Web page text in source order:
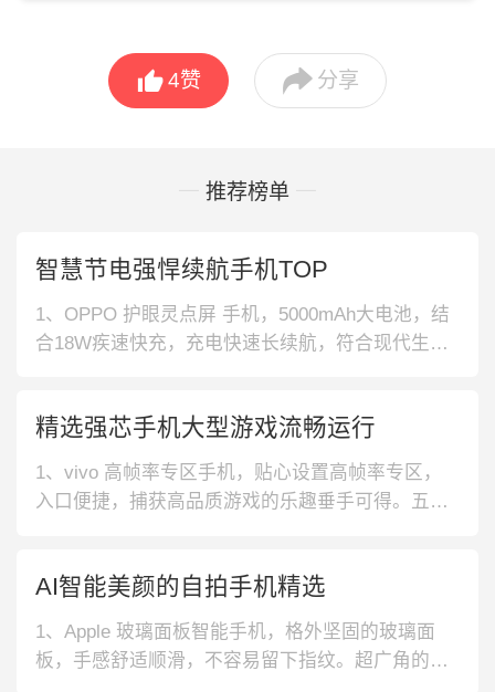
4赞  分享
推荐榜单
智慧节电强悍续航手机TOP
1、OPPO 护眼灵点屏 手机，5000mAh大电池，结
合18W疾速快充，充电快速长续航，符合现代生活
技术，无惧光影明暗，轻松拍出精彩大片；支持65
W快速闪充，只需充电5分钟就可追刷4小时，方便
更快捷。3
精选强芯手机大型游戏流畅运行
1、vivo 高帧率专区手机，贴心设置高帧率专区，
入口便捷，捕获高品质游戏的乐趣垂手可得。五重
场景超乎想象的触控体验。支持AI降噪+AI自动去坏
点，夜色大片随手拍。3、vivo 多涡轮加速引擎手
机，多涡
AI智能美颜的自拍手机精选
1、Apple 玻璃面板智能手机，格外坚固的玻璃面
板，手感舒适顺滑，不容易留下指纹。超广角的拍